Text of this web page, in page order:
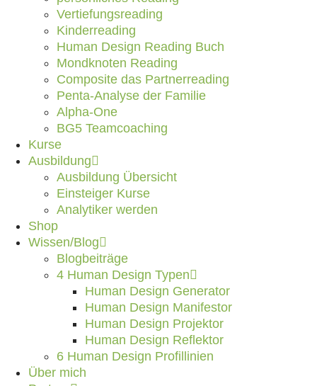
Vertiefungsreading
Kinderreading
Human Design Reading Buch
Mondknoten Reading
Composite das Partnerreading
Penta-Analyse der Familie
Alpha-One
BG5 Teamcoaching
Kurse
Ausbildung
Ausbildung Übersicht
Einsteiger Kurse
Analytiker werden
Shop
Wissen/Blog
Blogbeiträge
4 Human Design Typen
Human Design Generator
Human Design Manifestor
Human Design Projektor
Human Design Reflektor
6 Human Design Profillinien
Über mich